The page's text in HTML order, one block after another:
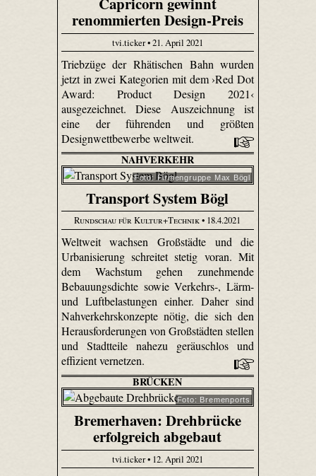
renommierten Design-Preis
tvi.ticker • 21. April 2021
Triebzüge der Rhätischen Bahn wurden
jetzt in zwei Kategorien mit dem ›Red Dot
Award: Product Design 2021‹
ausgezeichnet. Diese Auszeichnung ist
eine der führenden und größten
Designwettbewerbe weltweit.
NAHVERKEHR
Foto: Firmengruppe Max Bögl
Transport System Bögl
Rundschau für Kultur+Technik• 18.4.2021
Weltweit wachsen Großstädte und die
Urbanisierung schreitet stetig voran. Mit
dem Wachstum gehen zunehmende
Bebauungsdichte sowie Verkehrs-, Lärm-
und Luftbelastungen einher. Daher sind
Nahverkehrskonzepte nötig, die sich den
Herausforderungen von Großstädten stellen
und Stadtteile nahezu geräuschlos und
effizient vernetzen.
BRÜCKEN
Foto: Bremenports
Bremerhaven: Drehbrücke
erfolgreich abgebaut
tvi.ticker • 12. April 2021